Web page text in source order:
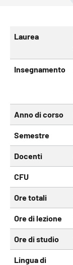
Laurea
Insegnamento
Anno di corso
Semestre
Docenti
CFU
Ore totali
Ore di lezione
Ore di studio
Lingua di